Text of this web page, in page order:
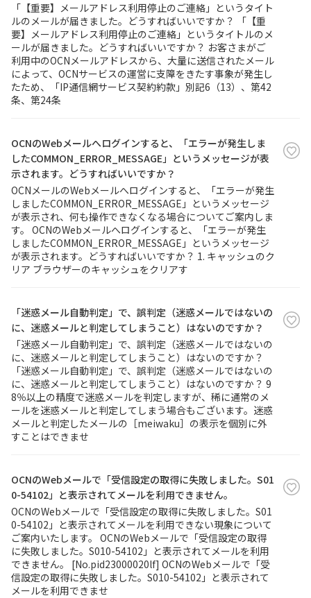
「【重要】メールアドレス利用停止のご連絡」というタイト
ルのメールが届きました。どうすればいいですか？ 「【重
要】メールアドレス利用停止のご連絡」というタイトルのメ
ールが届きました。どうすればいいですか？ お客さまがご
利用中のOCNメールアドレスから、大量に送信されたメール
によって、OCNサービスの運営に支障をきたす事象が発生し
たため、「IP通信網サービス契約約款」別記6（13）、第42
条、第24条
OCNのWebメールへログインすると、「エラーが発生しま
したCOMMON_ERROR_MESSAGE」というメッセージが表
示されます。どうすればいいですか？
OCNメールのWebメールへログインすると、「エラーが発生
しましたCOMMON_ERROR_MESSAGE」というメッセージ
が表示され、何も操作できなくなる場合についてご案内しま
す。 OCNのWebメールへログインすると、「エラーが発生
しましたCOMMON_ERROR_MESSAGE」というメッセージ
が表示されます。どうすればいいですか？ 1. キャッシュのク
リア ブラウザーのキャッシュをクリアす
「迷惑メール自動判定」で、誤判定（迷惑メールではないの
に、迷惑メールと判定してしまうこと）はないのですか？
「迷惑メール自動判定」で、誤判定（迷惑メールではないの
に、迷惑メールと判定してしまうこと）はないのですか？
「迷惑メール自動判定」で、誤判定（迷惑メールではないの
に、迷惑メールと判定してしまうこと）はないのですか？ 9
8％以上の精度で迷惑メールを判定しますが、稀に通常のメ
ールを迷惑メールと判定してしまう場合もございます。迷惑
メールと判定したメールの［meiwaku］の表示を個別に外
すことはできませ
OCNのWebメールで「受信設定の取得に失敗しました。S01
0-54102」と表示されてメールを利用できません。
OCNのWebメールで「受信設定の取得に失敗しました。S01
0-54102」と表示されてメールを利用できない現象について
ご案内いたします。 OCNのWebメールで「受信設定の取得
に失敗しました。S010-54102」と表示されてメールを利用
できません。 [No.pid23000020lf] OCNのWebメールで「受
信設定の取得に失敗しました。S010-54102」と表示されて
メールを利用できませ